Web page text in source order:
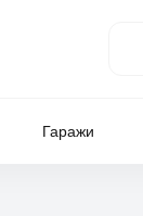
Гаражи